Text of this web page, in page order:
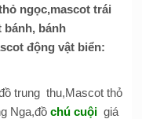
ngọc,mascot trái
bánh, bánh
động vật biển:
trung thu,Mascot thỏ
Nga,đồ chú cuộigiá